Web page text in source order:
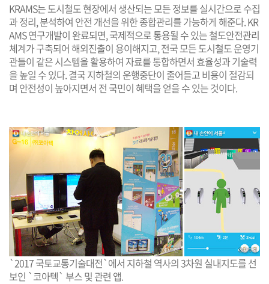
KRAMS는 도시철도 현장에서 생산되는 모든 정보를 실시간으로 수집
과 정리, 분석하여 안전 개선을 위한 종합관리를 가능하게 해준다. KR
AMS 연구개발이 완료되면, 국제적으로 통용될 수 있는 철도안전관리
체계가 구축되어 해외진출이 용이해지고, 전국 모든 도시철도 운영기
관들이 같은 시스템을 활용하여 자료를 통합하면서 효율성과 기술력
을 높일 수 있다. 결국 지하철의 운행중단이 줄어들고 비용이 절감되
며 안전성이 높아지면서 전 국민이 혜택을 얻을 수 있는 것이다.
`2017 국토교통기술대전`에서 지하철 역사의 3차원 실내지도를 선
보인 `코아텍` 부스 및 관련 앱.